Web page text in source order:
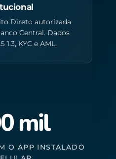
Direto autorizada
Central. Dados
KYC e AML.
mil
O APP INSTALADO